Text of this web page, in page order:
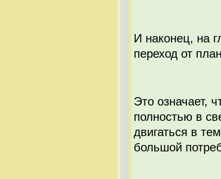
И наконец, на
переход от
Это означает,
полностью в
двигаться в
большой